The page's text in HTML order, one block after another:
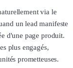
via le
un lead manifeste
d'une page produit.
plus engagés,
prometteuses.